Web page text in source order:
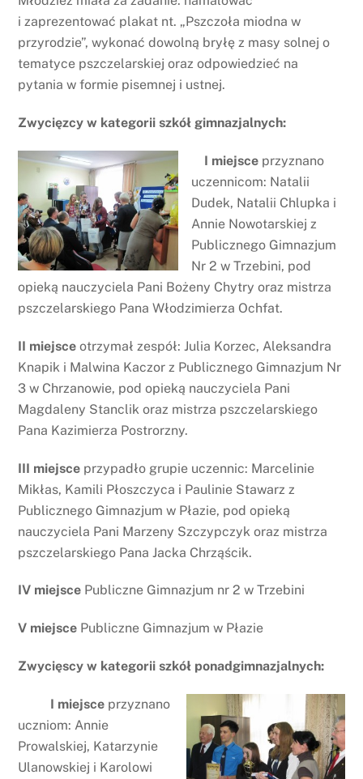
i zaprezentować plakat nt. „Pszczoła miodna w
przyrodzie”, wykonać dowolną bryłę z masy solnej o
tematyce pszczelarskiej oraz odpowiedzieć na
pytania w formie pisemnej i ustnej.
Zwycięzcy w kategorii szkół gimnazjalnych:
I miejsce przyznano
uczennicom: Natalii
Dudek, Natalii Chlupka i
Annie Nowotarskiej z
Publicznego Gimnazjum
Nr 2 w Trzebini, pod
opieką nauczyciela Pani Bożeny Chytry oraz mistrza
pszczelarskiego Pana Włodzimierza Ochfat.
II miejsce otrzymał zespół: Julia Korzec, Aleksandra
Knapik i Malwina Kaczor z Publicznego Gimnazjum Nr
3 w Chrzanowie, pod opieką nauczyciela Pani
Magdaleny Stanclik oraz mistrza pszczelarskiego
Pana Kazimierza Postrorzny.
III miejsce przypadło grupie uczennic: Marcelinie
Mikłas, Kamili Płoszczyca i Paulinie Stawarz z
Publicznego Gimnazjum w Płazie, pod opieką
nauczyciela Pani Marzeny Szczypczyk oraz mistrza
pszczelarskiego Pana Jacka Chrząścik.
IV miejsce Publiczne Gimnazjum nr 2 w Trzebini
V miejsce Publiczne Gimnazjum w Płazie
Zwycięscy w kategorii szkół ponadgimnazjalnych:
I miejsce przyznano
uczniom: Annie
Prowalskiej, Katarzynie
Ulanowskiej i Karolowi